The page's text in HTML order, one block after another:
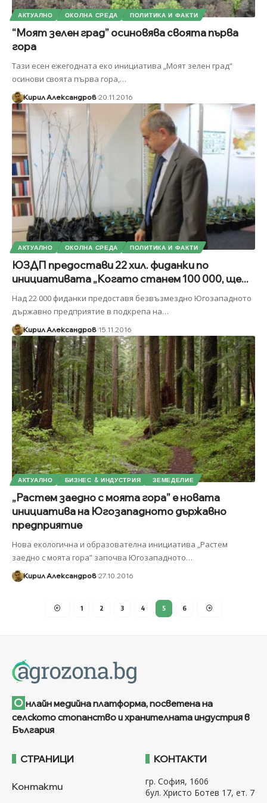
АКТУАЛНО ОКОЛНА СРЕДА ПОЛИТИКА И ФАКТИ
“Моят зелен град” осиновява своята първа
гора
Тази есен ежегодната еко инициатива „Моят зелен град“
осинови своята първа гора,…
Кирил Александров 20.11.2016
АКТУАЛНО ОКОЛНА СРЕДА ПОЛИТИКА И ФАКТИ
ЮЗДП предостави 22 хил. фиданки по
инициативата „Когато станем 100 000, ще...
Над 22 000 фиданки предоставя безвъзмездно Югозападното
държавно предприятие в подкрепа на…
Кирил Александров 15.11.2016
АКТУАЛНО БИЗНЕС & ИНДУСТРИЯ ЗЕМЕДЕЛИЕ
„Растем заедно с моята гора” е новата
инициатива на Югозападното държавно
предприятие
Нова екологична и образователна инициатива „Растем
заедно с моята гора” започва Югозападното…
Кирил Александров 27.10.2016
1 2 3 4 5 6
О нлайн медийна платформа, посветена на
селското стопанство и хранителната индустрия в
България
СТРАНИЦИ
Контакти
КОНТАКТИ
гр. София, 1606
бул. Христо Ботев 17, ет. 7